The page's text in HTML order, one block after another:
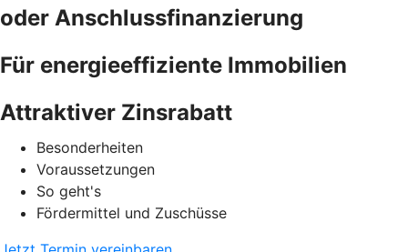
oder Anschlussfinanzierung
Für energieeffiziente Immobilien
Attraktiver Zinsrabatt
Besonderheiten
Voraussetzungen
So geht's
Fördermittel und Zuschüsse